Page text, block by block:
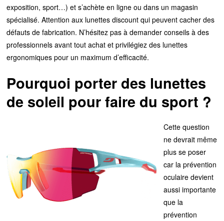
exposition, sport…) et s’achète en ligne ou dans un magasin
spécialisé. Attention aux lunettes discount qui peuvent cacher des
défauts de fabrication. N’hésitez pas à demander conseils à des
professionnels avant tout achat et privilégiez des lunettes
ergonomiques pour un maximum d’efficacité.
Pourquoi porter des lunettes
de soleil pour faire du sport ?
Cette question
ne devrait même
plus se poser
car la prévention
oculaire devient
aussi importante
que la
prévention